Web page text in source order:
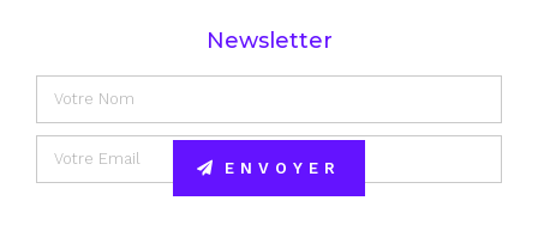
Newsletter
ENVOYER